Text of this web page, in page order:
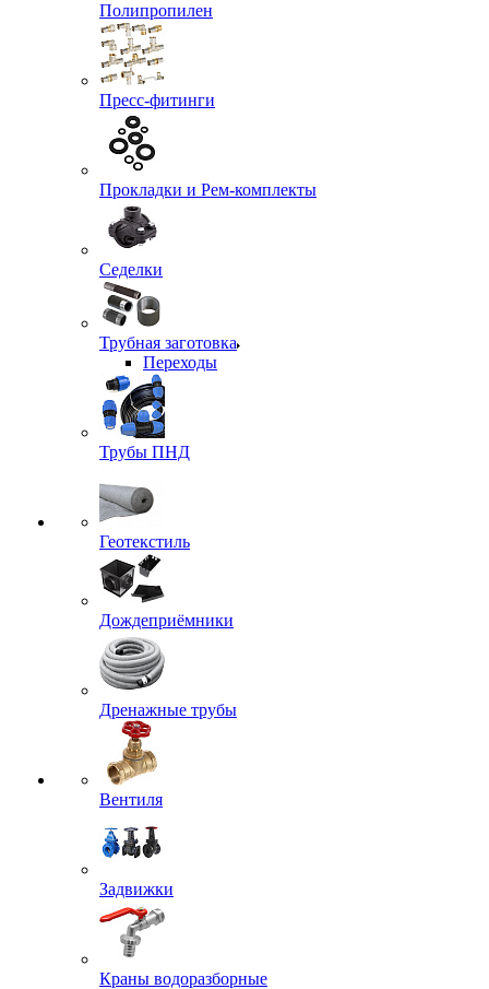
Полипропилен
Пресс-фитинги
Прокладки и Рем-комплекты
Седелки
Трубная заготовка
Переходы
Трубы ПНД
Геотекстиль
Дождеприёмники
Дренажные трубы
Вентиля
Задвижки
Краны водоразборные